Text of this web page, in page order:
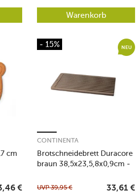
Warenkorb
cm
€
- 15% NEU
Brotschneidebrett Duracore
braun 38,5x23,5,8x0,9cm -
CONTINENTA
UVP39,95 € 33,61 €